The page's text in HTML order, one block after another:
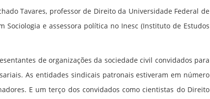
Tavares, professor de Direito da Universidade Federal de
Sociologia e assessora política no Inesc (Instituto de Estudos
de organizações da sociedade civil convidados para
As entidades sindicais patronais estiveram em número
E um terço dos convidados como cientistas do Direito